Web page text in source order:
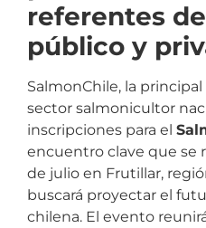
referentes
público y
SalmonChile, la
sector salmonicultor
inscripciones para el
encuentro clave que se
de julio en Frutillar,
buscará proyectar el
chilena. El evento